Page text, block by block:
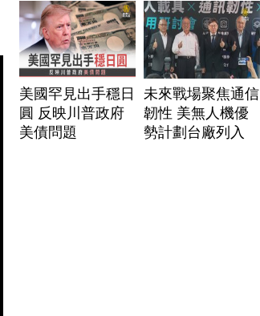
美國罕見出手穩日
圓 反映川普政府
美債問題
未來戰場聚焦通信
韌性 美無人機優
勢計劃台廠列入